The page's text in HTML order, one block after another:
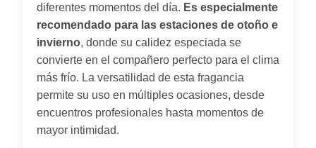
diferentes momentos del día. Es especialmente
recomendado para las estaciones de otoño e
invierno, donde su calidez especiada se
convierte en el compañero perfecto para el clima
más frío. La versatilidad de esta fragancia
permite su uso en múltiples ocasiones, desde
encuentros profesionales hasta momentos de
mayor intimidad.